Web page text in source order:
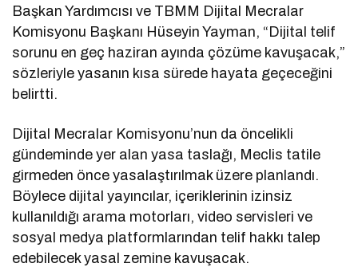
Başkan Yardımcısı ve TBMM Dijital Mecralar
Komisyonu Başkanı Hüseyin Yayman, “Dijital telif
sorunu en geç haziran ayında çözüme kavuşacak,”
sözleriyle yasanın kısa sürede hayata geçeceğini
belirtti.
Dijital Mecralar Komisyonu’nun da öncelikli
gündeminde yer alan yasa taslağı, Meclis tatile
girmeden önce yasalaştırılmak üzere planlandı.
Böylece dijital yayıncılar, içeriklerinin izinsiz
kullanıldığı arama motorları, video servisleri ve
sosyal medya platformlarından telif hakkı talep
edebilecek yasal zemine kavuşacak.